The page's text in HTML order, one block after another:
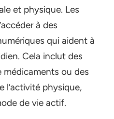
et physique. Les
à des
qui aident à
Cela inclut des
médicaments ou des
l’activité physique,
de vie actif.